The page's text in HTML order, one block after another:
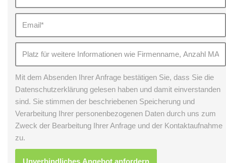
Mit dem Absenden Ihrer Anfrage bestätigen Sie, dass Sie die
Datenschutzerklärung gelesen haben und damit einverstanden
sind. Sie stimmen der beschriebenen Speicherung und
Verarbeitung Ihrer personenbezogenen Daten durch uns zum
Zweck der Bearbeitung Ihrer Anfrage und der Kontaktaufnahme
zu.